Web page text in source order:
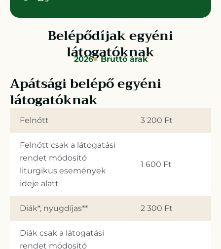
Belépődíjak egyéni
látogatóknak
2026 Bruttó árak
Apátsági belépő egyéni
látogatóknak
Felnőtt 3 200 Ft
Felnőtt csak a látogatási
rendet módosító
liturgikus események
ideje alatt
1 600 Ft
Diák*, nyugdíjas** 2 300 Ft
Diák csak a látogatási
rendet módosító